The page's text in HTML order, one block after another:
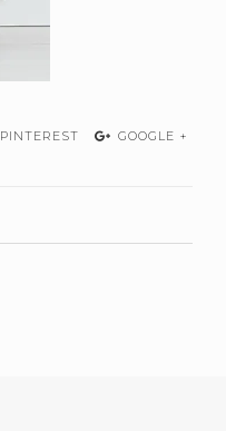
PINTEREST GOOGLE +